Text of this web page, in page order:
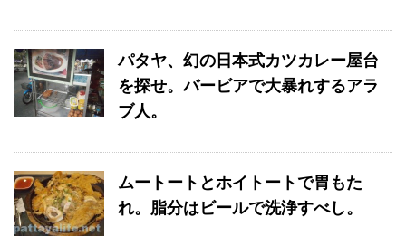
パタヤ、幻の日本式カツカレー屋台
を探せ。バービアで大暴れするアラ
ブ人。
ムートートとホイトートで胃もた
れ。脂分はビールで洗浄すべし。